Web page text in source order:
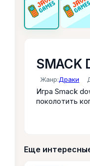
SMACK
Жанр:Драки
Игра Smack
поколотить
Еще